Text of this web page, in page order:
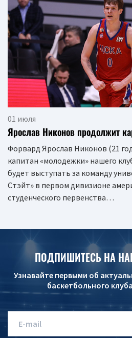
01 июля
Ярослав Никонов продолжит
Форвард Ярослав Никонов (21
капитан «молодежки» нашего
будет выступать за команду
Стэйт» в первом дивизионе
студенческого первенства…
ПОДПИШИТЕСЬ НА
Узнавайте первыми об
баскетбольного